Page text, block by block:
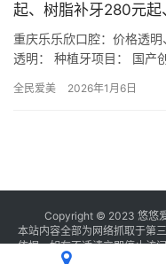
起、树脂补牙280元起
重庆乐乐欣口腔：价格透
透明： 种植牙项目： 国产
全民爱美 2026年1月6日
Copyright © 2023 悠悠
本站内容全部为网络抓取于第
依据，如有不适请立即停止访